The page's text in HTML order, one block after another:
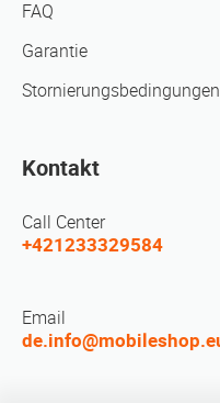
FAQ
Garantie
Kontakt
Call Center
+421233329584
Email